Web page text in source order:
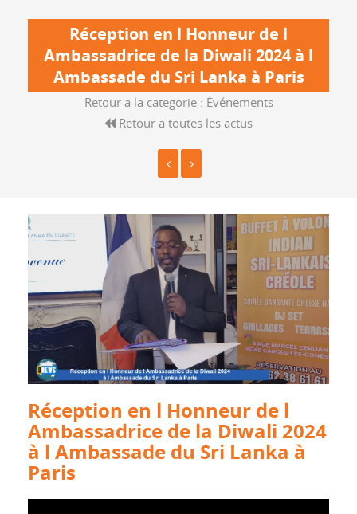
Réception en l Honneur de l
Ambassadrice de la Diwali 2024 à l
Ambassade du Sri Lanka à Paris
Retour a la categorie : Événements
Retour a toutes les actus
Réception en l Honneur de l
Ambassadrice de la Diwali 2024
à l Ambassade du Sri Lanka à
Paris